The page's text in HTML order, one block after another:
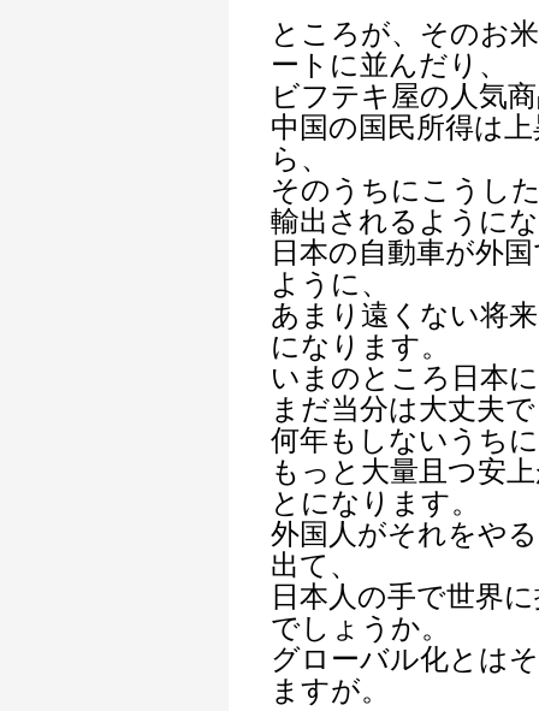
ところが、そのお
ートに並んだり、
ビフテキ屋の人気
中国の国民所得は
ら、
そのうちにこうし
輸出されるように
日本の自動車が外
ように、
あまり遠くない将
になります。
いまのところ日本
まだ当分は大丈夫
何年もしないうち
もっと大量且つ安
とになります。
外国人がそれをや
出て、
日本人の手で世界
でしょうか。
グローバル化とは
ますが。